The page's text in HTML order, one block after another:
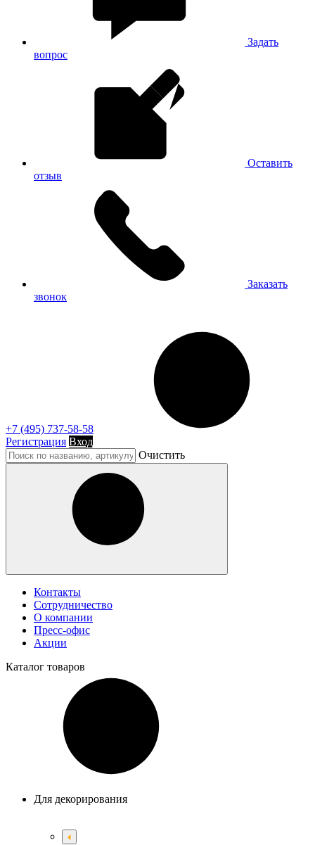
Задать
вопрос
Оставить
отзыв
Заказать
звонок
+7 (495) 737-58-58
Регистрация Вход
Очистить
Контакты
Сотрудничество
О компании
Пресс-офис
Акции
Каталог товаров
Для декорирования